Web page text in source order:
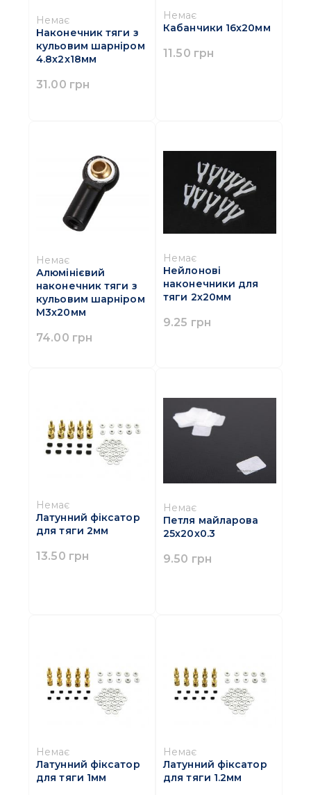
Немає
Наконечник тяги з
кульовим шарніром
4.8x2x18мм
31.00 грн
Немає
Кабанчики 16x20мм
11.50 грн
Немає
Алюмінієвий
наконечник тяги з
кульовим шарніром
M3x20мм
74.00 грн
Немає
Нейлонові
наконечники для
тяги 2х20мм
9.25 грн
Немає
Латунний фіксатор
для тяги 2мм
13.50 грн
Немає
Петля майларова
25х20х0.3
9.50 грн
Немає
Латунний фіксатор
для тяги 1мм
Немає
Латунний фіксатор
для тяги 1.2мм